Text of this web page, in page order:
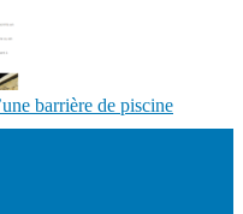
barrière de piscine